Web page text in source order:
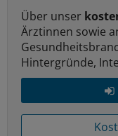
Über unser
Ärztinnen sowie
Hintergründe,